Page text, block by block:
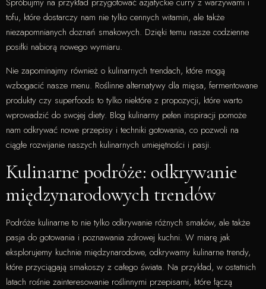
tofu, które dostarczy nam nie tylko cennych witamin, ale także
niezapomnianych doznań smakowych. Dzięki temu nasze codzienne
posiłki nabiorą nowego wymiaru.
Nie zapominajmy również o kulinarnych trendach, które mogą
wzbogacić nasze menu. Roślinne alternatywy dla mięsa, fermentowane
produkty czy superfoods to tylko niektóre z propozycji, które warto
wprowadzić do swojej diety. Blog kulinarny pełen inspiracji pomoże
nam odkrywać nowe przepisy i techniki gotowania, co pozwoli na
ciągłe rozwijanie naszych kulinarnych umiejętności i pasji.
Kulinarne podróże: odkrywanie
międzynarodowych trendów
Podróże kulinarne to nie tylko odkrywanie różnych smaków, ale także
pasja do gotowania i poznawania zdrowej kuchni. W miarę jak
eksplorujemy kuchnie międzynarodowe, odkrywamy kulinarne trendy,
które przyciągają smakoszy z całego świata. Na przykład, w ostatnich
latach rośnie zainteresowanie roślinnymi przepisami, które łączą